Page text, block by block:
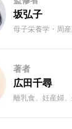
坂弘子
母子栄養学・周
著者
広田千尋
離乳食、妊産婦